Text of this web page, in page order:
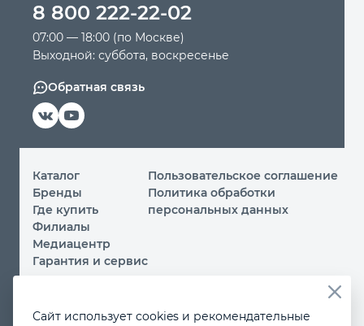
Крепежный инструмент
Режущий инструмент
8 800 222-22-02
07:00 — 18:00 (по Москве)
Выходной: суббота, воскресенье
Обратная связь
Каталог
Бренды
Где купить
Филиалы
Медиацентр
Гарантия и сервис
Пользовательское соглашение
Политика обработки
персональных данных
Сайт использует cookies и рекомендательные